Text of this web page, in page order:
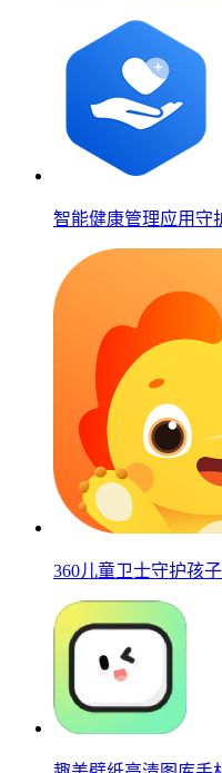
智能健康管理应用守
360儿童卫士守护孩